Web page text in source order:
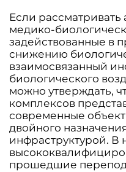
Если
медико-
задействованные в
снижению
взаимосвязанный
биологического
можно утверждать,
комплексов
современные
двойного
инфраструктурой. В
прошедшие